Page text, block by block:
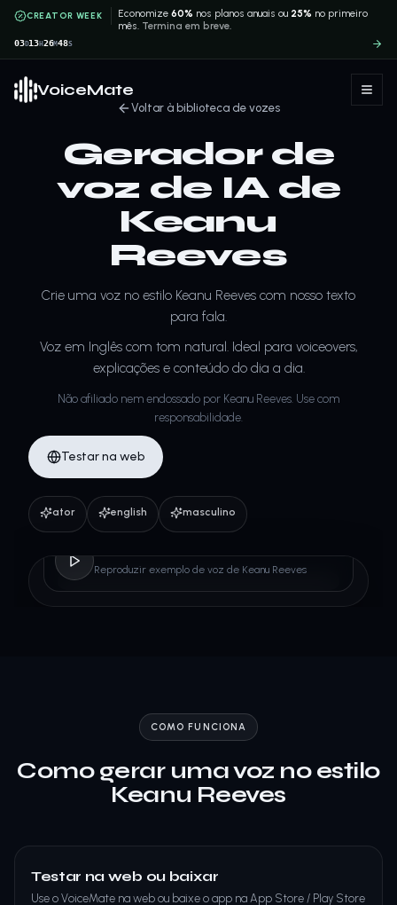
CREATOR WEEK Economize60% nos planos anuais ou 25% no primeiro
mês. Termina em breve.
03D13H 26M48S
VoiceMate
Voltar à biblioteca de vozes
Gerador de
voz de IA de
Keanu
Reeves
Crie uma voz no estilo Keanu Reeves com nosso texto
para fala.
Voz em Inglês com tom natural. Ideal para voiceovers,
explicações e conteúdo do dia a dia.
Não afiliado nem endossado por Keanu Reeves. Use com
responsabilidade.
Testar na web
ator english masculino
Reproduzir exemplo de voz de Keanu Reeves
COMO FUNCIONA
Como gerar uma voz no estilo
Keanu Reeves
Testar na web ou baixar
Use o VoiceMate na web ou baixe o app na App Store / Play Store